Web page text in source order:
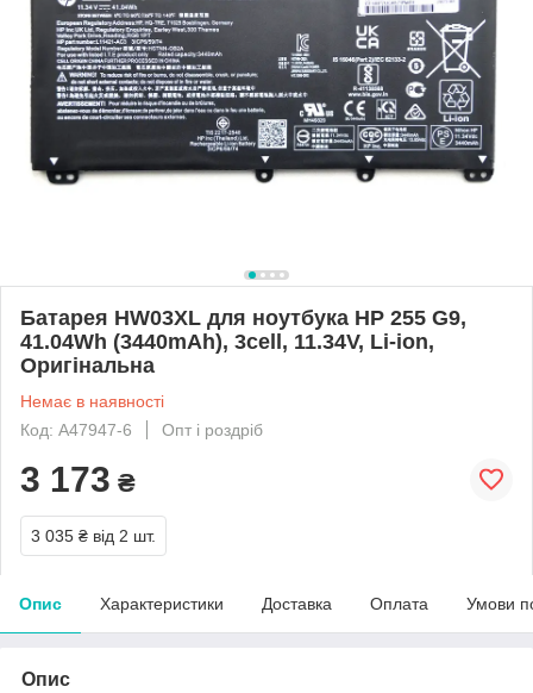
Батарея HW03XL для ноутбука HP 255 G9,
41.04Wh (3440mAh), 3cell, 11.34V, Li-ion,
Оригінальна
Немає в наявності
Код: A47947-6
Опт і роздріб
3 173 ₴
3 035 ₴ від 2 шт.
Опис Характеристики Доставка Оплата Умови
Опис